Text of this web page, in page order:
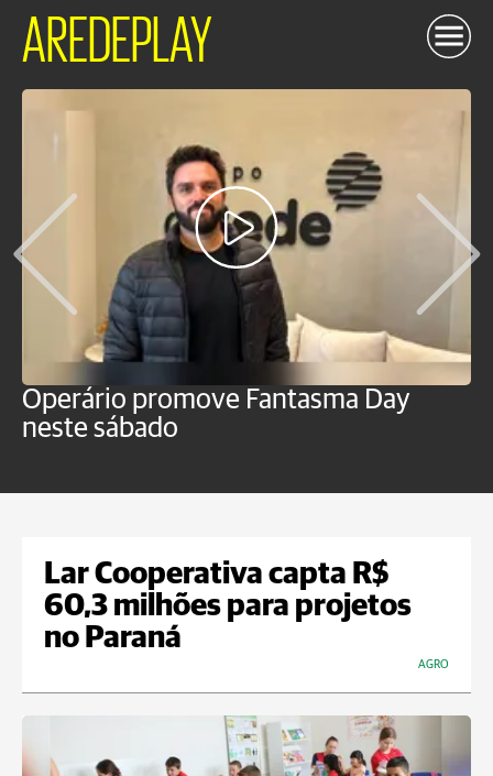
AREDEPLAY
Operário promove Fantasma Day
neste sábado
Lar Cooperativa capta R$
60,3 milhões para projetos
no Paraná
AGRO